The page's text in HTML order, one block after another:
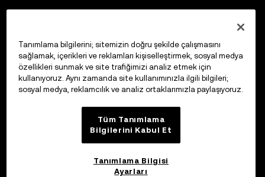
Tanımlama bilgilerini; sitemizin doğru şekilde çalışmasını
sağlamak, içerikleri ve reklamları kişiselleştirmek, sosyal medya
özellikleri sunmak ve site trafiğimizi analiz etmek için
kullanıyoruz. Aynı zamanda site kullanımınızla ilgili bilgileri;
sosyal medya, reklamcılık ve analiz ortaklarımızla paylaşıyoruz.
Tüm Tanımlama
Bilgilerini Kabul Et
Tanımlama Bilgisi
Ayarları